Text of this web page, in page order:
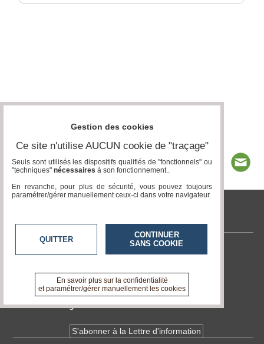
tvlocale.fr
Contactez-nous
A propos de tvlocale.fr
Devenir délégué
S'abonner à la Lettre d'information
Gestion des cookies
Ce site n'utilise AUCUN cookie de "traçage"
Seuls sont utilisés les dispositifs qualifiés de "fonctionnels" ou
"techniques" nécessaires à son fonctionnement..
En revanche, pour plus de sécurité, vous pouvez toujours
paramétrer/gérer manuellement ceux-ci dans votre navigateur.
QUITTER
CONTINUER
SANS COOKIE
En savoir plus sur la confidentialité
et paramétrer/gérer manuellement les cookies